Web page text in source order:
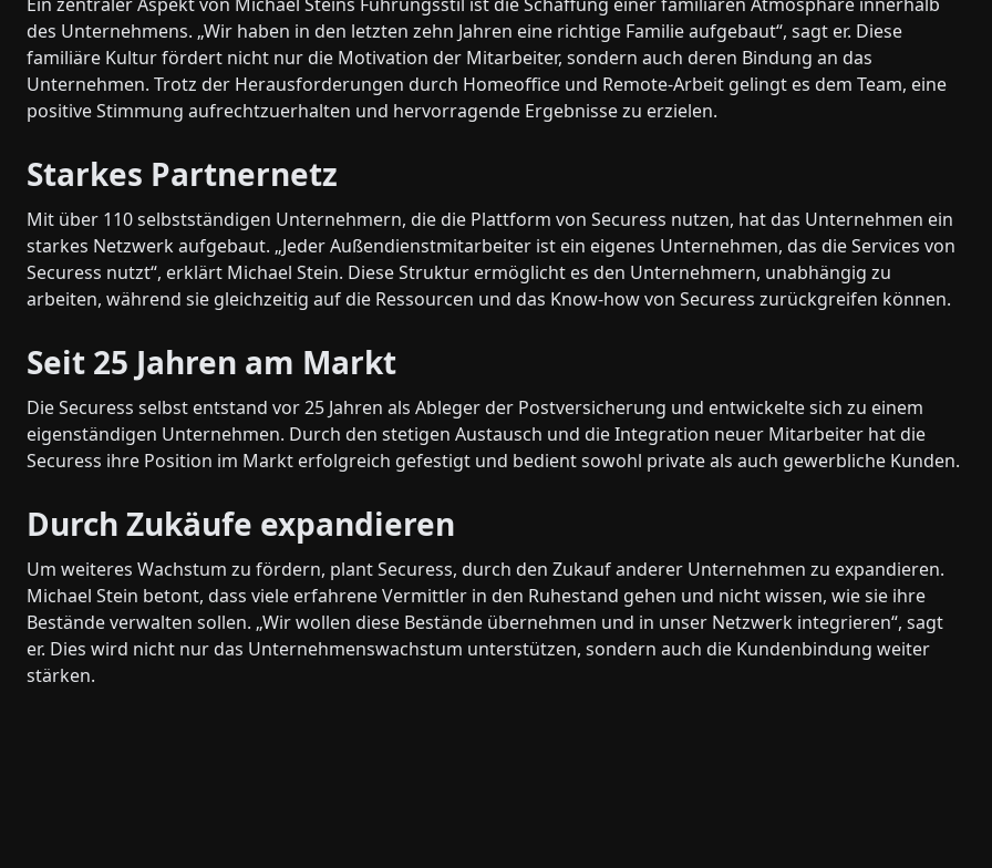
des Unternehmens. „Wir haben in den letzten zehn Jahren eine richtige Familie aufgebaut“, sagt er. Diese
familiäre Kultur fördert nicht nur die Motivation der Mitarbeiter, sondern auch deren Bindung an das
Unternehmen. Trotz der Herausforderungen durch Homeoffice und Remote-Arbeit gelingt es dem Team, eine
positive Stimmung aufrechtzuerhalten und hervorragende Ergebnisse zu erzielen.
Starkes Partnernetz
Mit über 110 selbstständigen Unternehmern, die die Plattform von Securess nutzen, hat das Unternehmen ein
starkes Netzwerk aufgebaut. „Jeder Außendienstmitarbeiter ist ein eigenes Unternehmen, das die Services von
Securess nutzt“, erklärt Michael Stein. Diese Struktur ermöglicht es den Unternehmern, unabhängig zu
arbeiten, während sie gleichzeitig auf die Ressourcen und das Know-how von Securess zurückgreifen können.
Seit 25 Jahren am Markt
Die Securess selbst entstand vor 25 Jahren als Ableger der Postversicherung und entwickelte sich zu einem
eigenständigen Unternehmen. Durch den stetigen Austausch und die Integration neuer Mitarbeiter hat die
Securess ihre Position im Markt erfolgreich gefestigt und bedient sowohl private als auch gewerbliche Kunden.
Durch Zukäufe expandieren
Um weiteres Wachstum zu fördern, plant Securess, durch den Zukauf anderer Unternehmen zu expandieren.
Michael Stein betont, dass viele erfahrene Vermittler in den Ruhestand gehen und nicht wissen, wie sie ihre
Bestände verwalten sollen. „Wir wollen diese Bestände übernehmen und in unser Netzwerk integrieren“, sagt
er. Dies wird nicht nur das Unternehmenswachstum unterstützen, sondern auch die Kundenbindung weiter
stärken.